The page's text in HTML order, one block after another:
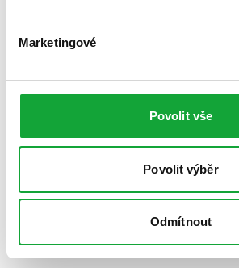
Marketingové
Povolit vše
Povolit výběr
Odmítnout